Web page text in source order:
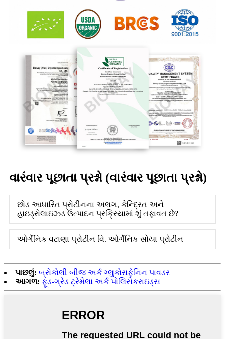
વારંવાર પૂછાતા પ્રશ્નો (વારંવાર પૂછાતા પ્રશ્નો)
છોડ આધારિત પ્રોટીનના અલગ, કેન્દ્રિત અને
હાઇડ્રોલાઇઝ્ડ ઉત્પાદન પ્રક્રિયામાં શું તફાવત છે?
ઓર્ગેનિક વટાણા પ્રોટીન વિ. ઓર્ગેનિક સોયા પ્રોટીન
પાછલું: બ્રોકોલી બીજ અર્ક ગ્લુકોરાફેનિન પાવડર
આગળ: ફૂડ-ગ્રેડ ટ્રેમેલા અર્ક પોલિસેકરાઇડ્સ